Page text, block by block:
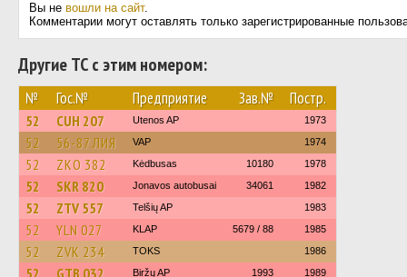
Вы не вошли на сайт.
Комментарии могут оставлять только зарегистрированные
Другие ТС с этим номером:
№ Гос.№ Предприятие Зав.№ Постр.
52 CUH 207 Utenos AP 1973
52 56-87 ЛИЯ VAP 1974
52 ZKO 382 Kėdbusas 10180 1978
52 SKR 820 Jonavos autobusai 34061 1982
52 ZTV 557 Telšių AP 1983
52 YLN 027 KLAP 5679 / 88 1985
52 ZVK 234 TOKS 1986
52 GTB 032 Biržų AP 1993 1989